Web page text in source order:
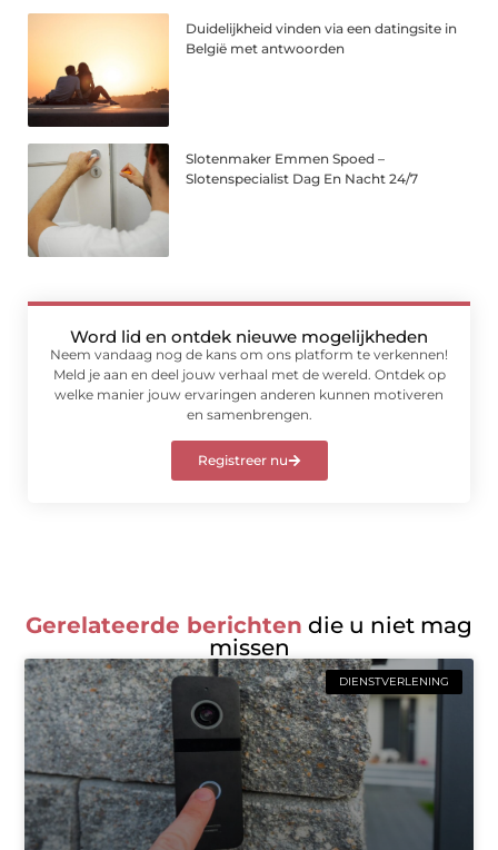
Duidelijkheid vinden via een datingsite in
België met antwoorden
Slotenmaker Emmen Spoed –
Slotenspecialist Dag En Nacht 24/7
Word lid en ontdek nieuwe mogelijkheden
Neem vandaag nog de kans om ons platform te verkennen!
Meld je aan en deel jouw verhaal met de wereld. Ontdek op
welke manier jouw ervaringen anderen kunnen motiveren
en samenbrengen.
Registreer nu
Gerelateerde berichten die u niet mag
missen
DIENSTVERLENING